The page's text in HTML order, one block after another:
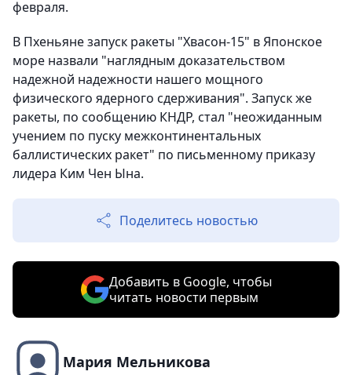
февраля.
В Пхеньяне запуск ракеты "Хвасон-15" в Японское
море назвали "наглядным доказательством
надежной надежности нашего мощного
физического ядерного сдерживания". Запуск же
ракеты, по сообщению КНДР, стал "неожиданным
учением по пуску межконтинентальных
баллистических ракет" по письменному приказу
лидера Ким Чен Ына.
Поделитесь новостью
Добавить в Google, чтобы
читать новости первым
Мария Мельникова